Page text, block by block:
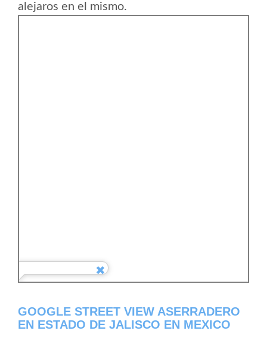
alejaros en el mismo.
GOOGLE STREET VIEW ASERRADERO
EN ESTADO DE JALISCO EN MEXICO